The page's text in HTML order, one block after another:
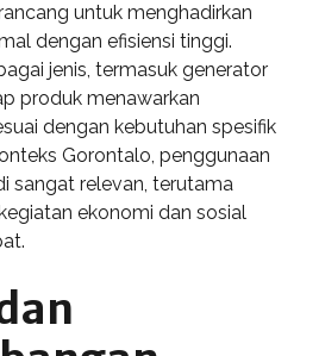
untuk menghadirkan
dengan efisiensi tinggi.
jenis, termasuk generator
produk menawarkan
dengan kebutuhan spesifik
Gorontalo, penggunaan
sangat relevan, terutama
ekonomi dan sosial